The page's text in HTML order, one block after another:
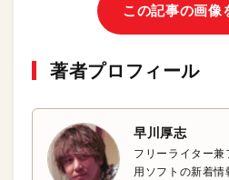
この記事の画像
著者プロフィール
早川厚志
フリーライター
用ソフトの新着